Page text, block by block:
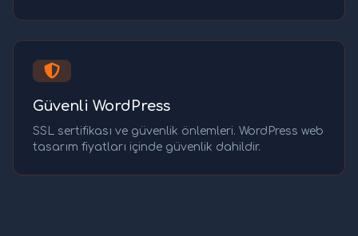
Güvenli WordPress
SSL sertifikası ve güvenlik önlemleri. WordPress web
tasarım fiyatları içinde güvenlik dahildir.